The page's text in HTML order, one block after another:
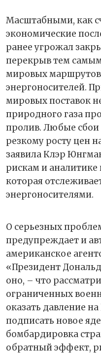
Масштабными, как
экономические
ранее угрожал
перекрыв тем
мировых
энергоносителей.
мировых поставок
природного газа
пролив. Любые сбои
резкому росту цен
заявила Клэр
рискам и
которая
энергоносителями.
О серьезных
предупреждает и
американское
«Президент
оно, – что
ограниченных
оказать давление
подписать новое
бомбардировка
обратный эффект,